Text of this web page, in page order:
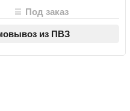
Под заказ
из ПВЗ